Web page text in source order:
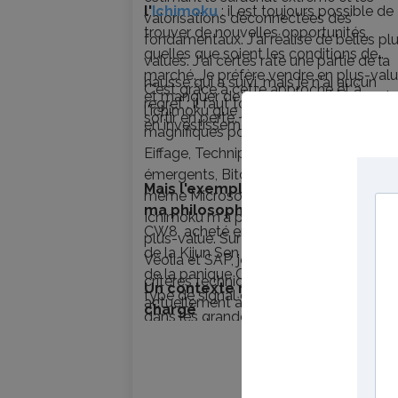
valorisations déconnectées des
fondamentaux. J'ai réalisé de belles
values. J'ai certes raté une partie de la
hausse qui a suivi, mais je n'ai aucun
regret : il faut toujours assumer ses
en investissement et en trading.
l'Ichimoku : il est toujours possible de
trouver de nouvelles opportunités,
quelles que soient les conditions de
marché. Je préfère vendre en plus-
et manquer de la hausse plutôt que de
sortir en perte.
C'est grâce à cette approche et à
l'ichimoku que j'ai su entrer à de
magnifiques points d'entrées sur
Eiffage, Technip, les ETF Asie et
émergents, Bitcoin, Air Liquide — et
même Microsoft, où la simple lecture
Ichimoku m'a permis de réaliser une
plus-value. Sur Procter & Gamble,
Véolia et SAP, je suis aussi entré sur des
critères techniques et je suis
actuellement à l'équilibre ou en légère
moins-value.
Mais l'exemple qui illustre le
ma philosophie
CW8, acheté en avril 2020 sur le rebond
de la Kijun Sen trimestrielle, au plus fort
de la panique Covid — exactement le
type de signal que l'Ichimoku génère
dans les grandes phases de
Un contexte macro
chargé